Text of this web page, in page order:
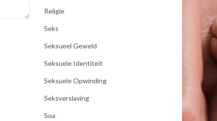
Religie
Seks
Seksueel Geweld
Seksuele Identiteit
Seksuele Opwinding
Seksverslaving
Soa